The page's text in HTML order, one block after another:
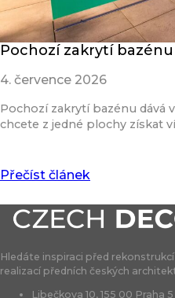
Pochozí zakrytí
4. července 2026
Pochozí zakrytí bazénu dává
chcete z jedné plochy získat
Přečíst článek
Hledáte inspiraci před
realizací předních českých
Libečkova 10, 155 00 Praha 5